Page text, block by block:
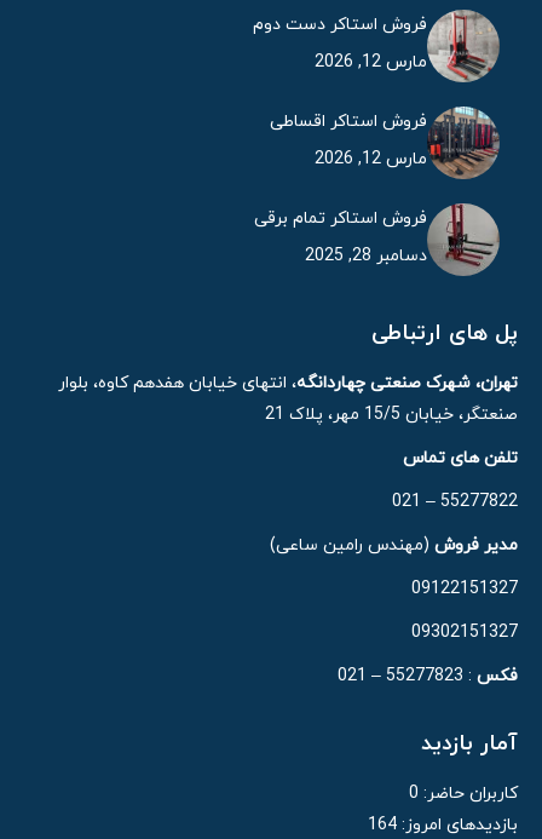
فروش استاکر دست دوم
مارس 12, 2026
فروش استاکر اقساطی
مارس 12, 2026
فروش استاکر تمام برقی
دسامبر 28, 2025
پل های ارتباطی
تهران، شهرک صنعتی چهاردانگه، انتهای خیابان هفدهم کاوه، بلوار
صنعتگر، خیابان 15/5 مهر، پلاک 21
تلفن های تماس
55277822 – 021
مدیر فروش (مهندس رامین ساعی)
09122151327
09302151327
فکس : 55277823 – 021
آمار بازدید
کاربران حاضر: 0
بازدیدهای امروز: 164